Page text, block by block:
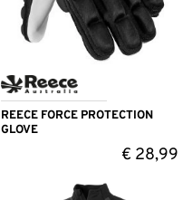
REECE FORCE PROTECTION
GLOVE
€ 28,99